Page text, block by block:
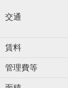
交通
賃料
管理費等